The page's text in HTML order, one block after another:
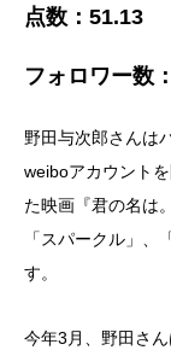
点数： 51.13
フォロワー数：
野田与次郎さんは
weiboアカウント
た映画『君の名は
「スパークル」
す。
今年3月、野田さ